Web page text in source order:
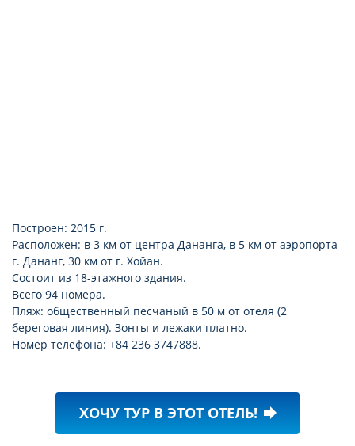
Построен: 2015 г.
Расположен: в 3 км от центра Дананга, в 5 км от аэропорта
г. Дананг, 30 км от г. Хойан.
Состоит из 18-этажного здания.
Всего 94 номера.
Пляж: общественный песчаный в 50 м от отеля (2
береговая линия). Зонты и лежаки платно.
Номер телефона: +84 236 3747888.
ХОЧУ ТУР В ЭТОТ ОТЕЛЬ! forward